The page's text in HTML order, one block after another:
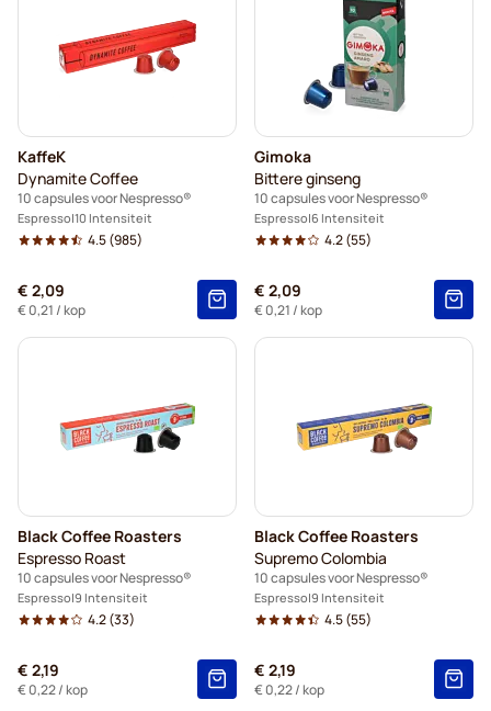
KaffeK
Dynamite Coffee
10 capsules voor Nespresso®
Espresso 10 Intensiteit
4.5(985)
€ 2,09
€ 0,21 / kop
Gimoka
Bittere ginseng
10 capsules voor Nespresso®
Espresso 6 Intensiteit
4.2(55)
€ 2,09
€ 0,21 / kop
Black Coffee Roasters
Espresso Roast
10 capsules voor Nespresso®
Espresso 9 Intensiteit
4.2(33)
€ 2,19
€ 0,22/ kop
Black Coffee Roasters
Supremo Colombia
10 capsules voor Nespresso®
Espresso 9 Intensiteit
4.5(55)
€ 2,19
€ 0,22/ kop